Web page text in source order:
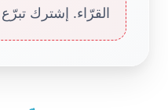
القرّاء. إشترك تبرّع